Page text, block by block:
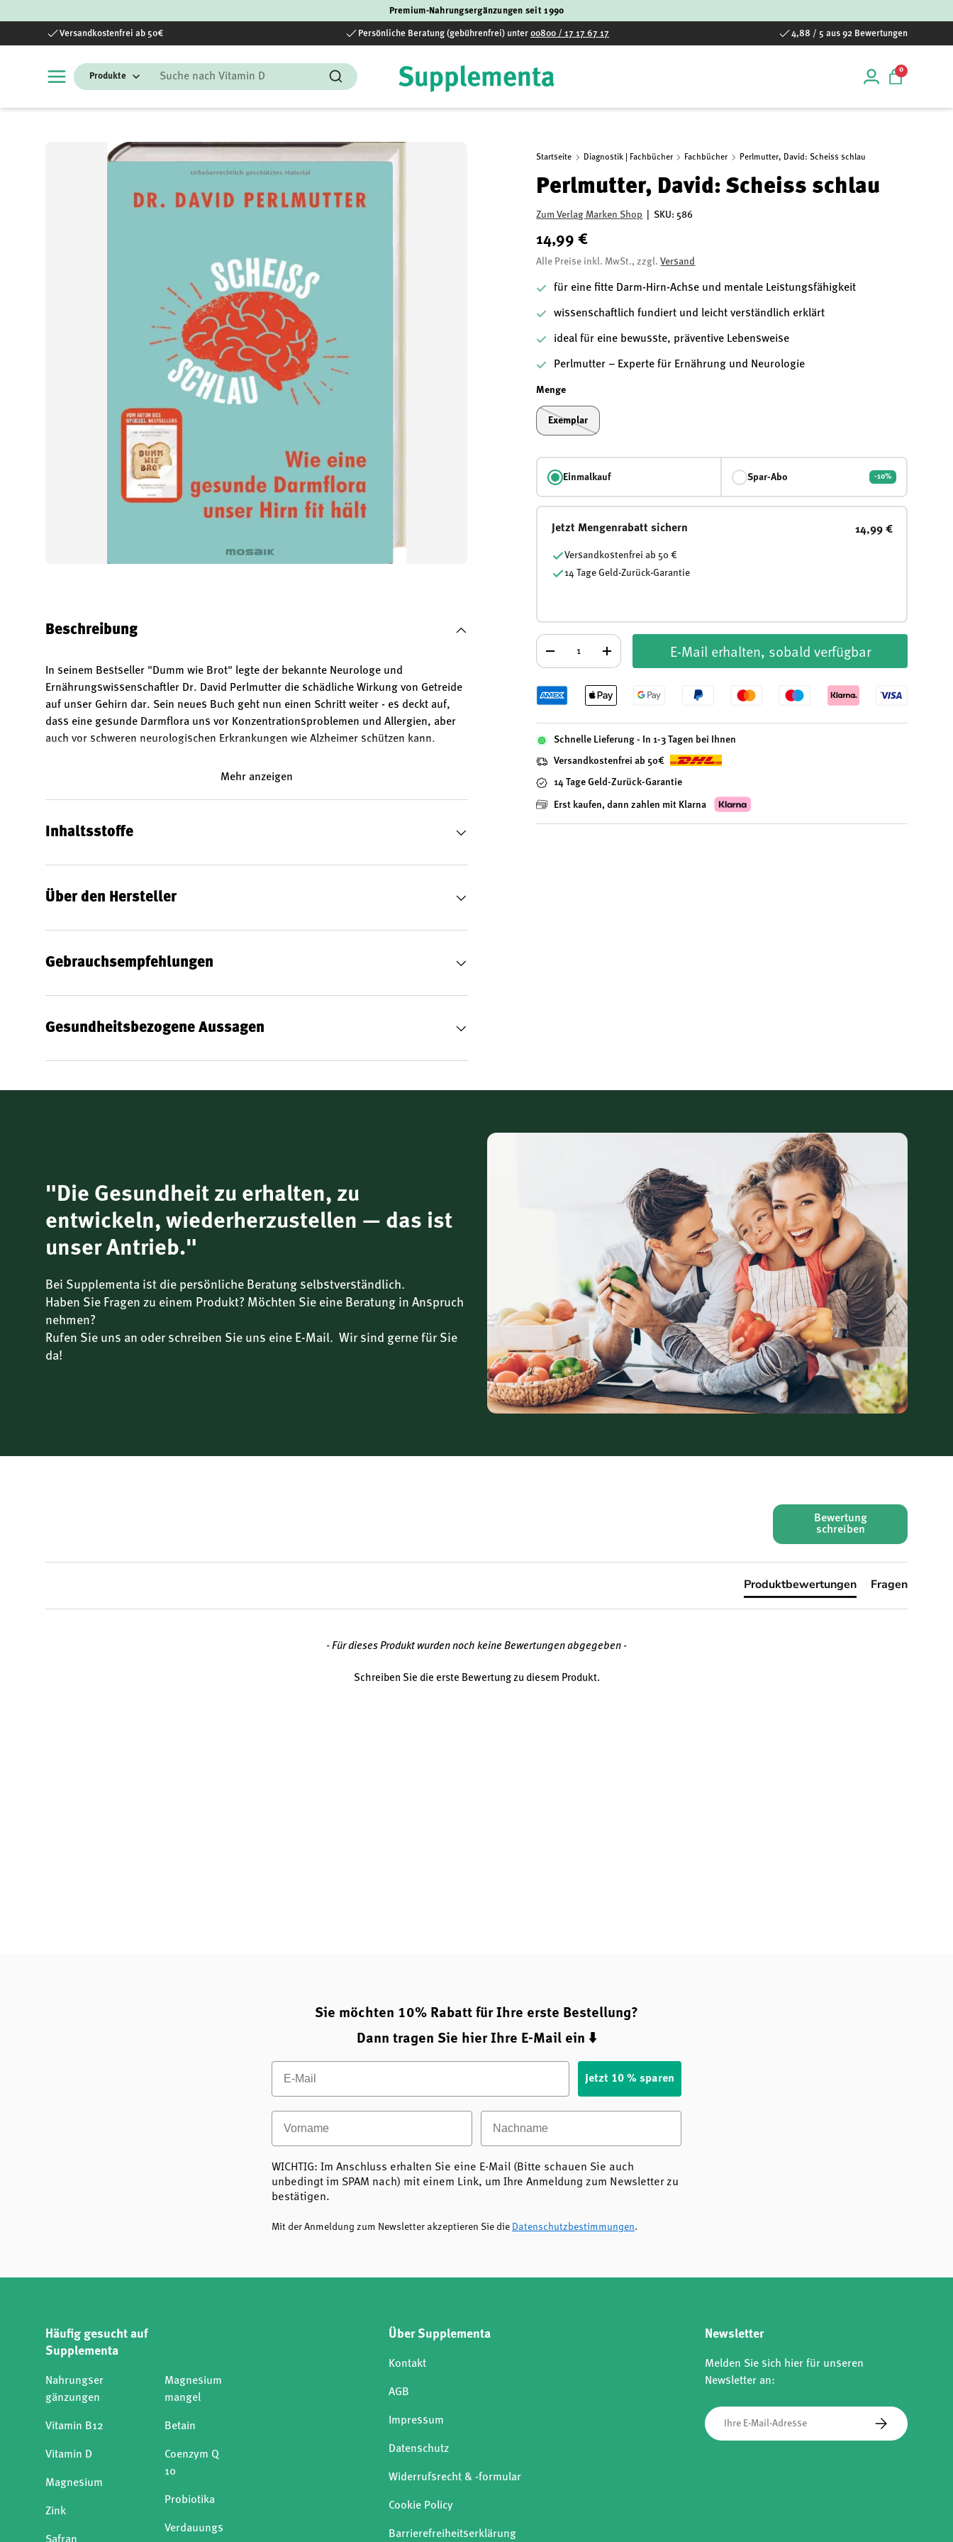
Direkt zum Inhalt
Premium-Nahrungsergänzungen seit 1990
Versandkostenfrei ab 50€ Persönliche Beratung (gebührenfrei) unter 00800 / 17 17 67 17 4,88 / 5 aus 92 Bewertungen
Suchen
Suchen Einloggen
00 Artikel
Startseite Diagnostik | Fachbücher Fachbücher Perlmutter, David: Scheiss schlau
Perlmutter, David: Scheiss schlau
Zum Verlag Marken Shop SKU: 586
14,99 €
Alle Preise inkl. MwSt., zzgl.Versand
für eine fitte Darm-Hirn-Achse und mentale Leistungsfähigkeit
wissenschaftlich fundiert und leicht verständlich erklärt
ideal für eine bewusste, präventive Lebensweise
Perlmutter – Experte für Ernährung und Neurologie
Menge
Exemplar
Einmalkauf Spar-Abo -10%
Jetzt Mengenrabatt sichern 14,99 €
Versandkostenfrei ab 50 €
14 Tage Geld-Zurück-Garantie
Anzahl
+ E-Mail erhalten, sobald verfügbar
Schnelle Lieferung - In 1-3 Tagen bei Ihnen
Versandkostenfrei ab 50€
14 Tage Geld-Zurück-Garantie
Erst kaufen, dann zahlen mit Klarna
Beschreibung
In seinem Bestseller "Dumm wie Brot" legte der bekannte Neurologe und
Ernährungswissenschaftler Dr. David Perlmutter die schädliche Wirkung von Getreide
auf unser Gehirn dar. Sein neues Buch geht nun einen Schritt weiter - es deckt auf,
dass eine gesunde Darmflora uns vor Konzentrationsproblemen und Allergien, aber
auch vor schweren neurologischen Erkrankungen wie Alzheimer schützen kann.
Mehr anzeigen
Inhaltsstoffe
Über den Hersteller
Gebrauchsempfehlungen
Gesundheitsbezogene Aussagen
"Die Gesundheit zu erhalten, zu
entwickeln, wiederherzustellen — das ist
unser Antrieb."
Bei Supplementa ist die persönliche Beratung selbstverständlich.
Haben Sie Fragen zu einem Produkt? Möchten Sie eine Beratung in Anspruch
nehmen?
Rufen Sie uns an oder schreiben Sie uns eine E-Mail. Wir sind gerne für Sie
da!
Bewertung
schreiben
Produktbewertungen Fragen
- Für dieses Produkt wurden noch keine Bewertungen abgegeben -
Schreiben Sie die erste Bewertung zu diesem Produkt.
Sie möchten 10% Rabatt für Ihre erste Bestellung?
Dann tragen Sie hier Ihre E-Mail ein ⬇️
Email
Jetzt 10 % sparen
Vorname Nachname
WICHTIG: Im Anschluss erhalten Sie eine E-Mail (Bitte schauen Sie auch
unbedingt im SPAM nach) mit einem Link, um Ihre Anmeldung zum Newsletter zu
bestätigen.
Mit der Anmeldung zum Newsletter akzeptieren Sie die Datenschutzbestimmungen.
Häufig gesucht auf
Supplementa
Nahrungser
gänzungen
Vitamin B12
Vitamin D
Magnesium
Zink
Safran
Magnesium
mangel
Betain
Coenzym Q
10
Probiotika
Verdauungs
Über Supplementa
Kontakt
AGB
Impressum
Datenschutz
Widerrufsrecht & -formular
Cookie Policy
Barrierefreiheitserklärung
Newsletter
Melden Sie sich hier für unseren
Newsletter an:
E-Mail
Abonnieren